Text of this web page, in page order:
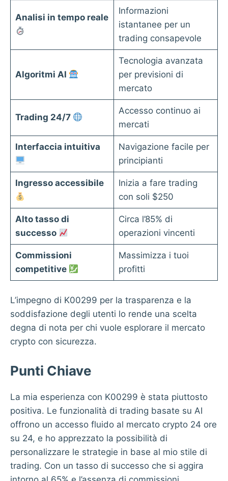
Analisi in tempo reale
Informazioni
istantanee per un
trading consapevole
Algoritmi AI
Tecnologia avanzata
per previsioni di
mercato
Trading 24/7
Accesso continuo ai
mercati
Interfaccia intuitiva
Navigazione facile per
principianti
Ingresso accessibile
Inizia a fare trading
con soli $250
Alto tasso di
successo
Circa l’85% di
operazioni vincenti
Commissioni
competitive
Massimizza i tuoi
profitti
L’impegno di K00299 per la trasparenza e la
soddisfazione degli utenti lo rende una scelta
degna di nota per chi vuole esplorare il mercato
crypto con sicurezza.
Punti Chiave
La mia esperienza con K00299 è stata piuttosto
positiva. Le funzionalità di trading basate su AI
offrono un accesso fluido al mercato crypto 24 ore
su 24, e ho apprezzato la possibilità di
personalizzare le strategie in base al mio stile di
trading. Con un tasso di successo che si aggira